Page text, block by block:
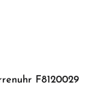
F8120029